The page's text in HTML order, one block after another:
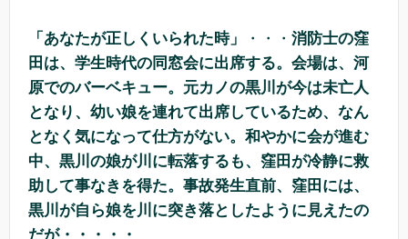
「あなたが正しくいられた時」 ・・・ 消防士の窪
田は、学生時代の同窓会に出席する。会場は、河
原でのバーベキュー。元カノの黒川が今は未亡人
となり、幼い娘を連れて出席しているため、なん
となく気になって仕方がない。和やかに会が進む
中、黒川の娘が川に転落するも、窪田が冷静に救
助して事なきを得た。事故発生直前、窪田には、
黒川が自ら娘を川に突き落としたように見えたの
だが・・・・・